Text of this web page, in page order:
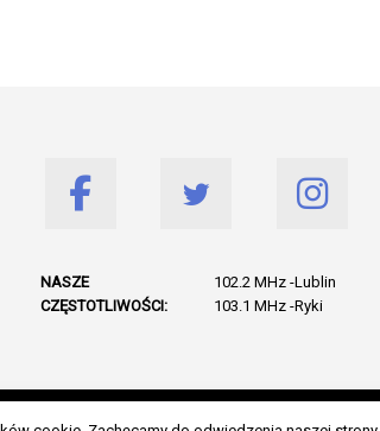
NASZE
CZĘSTOTLIWOŚCI:
102.2 MHz -Lublin
103.1 MHz -Ryki
Radio Lublin S.A. w likwidacji